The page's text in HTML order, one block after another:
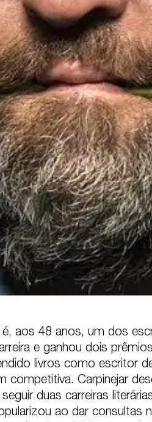
aos 48 anos, um dos
e ganhou dois
livros como escritor
Carpinejar
duas carreiras
ao dar